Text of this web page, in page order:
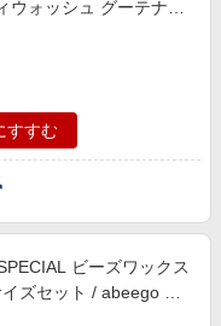
ウォッシュ グーテナハ
すすむ
ビーズワックス
ズセット / abeego ク